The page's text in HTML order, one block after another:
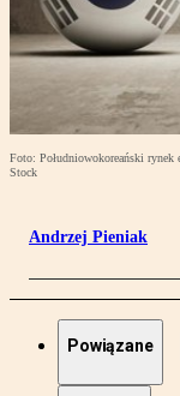
Foto: Południowokoreański rynek
Stock
Andrzej Pieniak
Powiązane